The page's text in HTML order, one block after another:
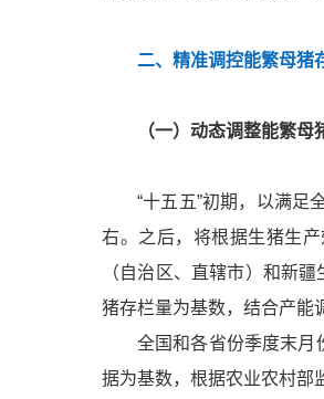
二、精准调控能繁母猪
（一）动态调整能繁
“十五五”初期，以满足
右。之后，将根据生猪生
（自治区、直辖市）和新
猪存栏量为基数，结合产能
全国和各省份季度末月
据为基数，根据农业农村部